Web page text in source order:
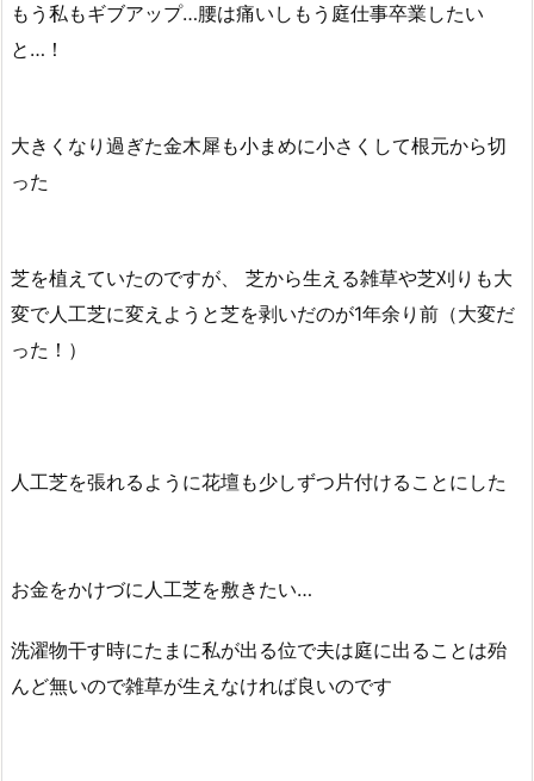
もう私もギブアップ…腰は痛いしもう庭仕事卒業したい
と…！
大きくなり過ぎた金木犀も小まめに小さくして根元から切
った
芝を植えていたのですが、 芝から生える雑草や芝刈りも大
変で人工芝に変えようと芝を剥いだのが1年余り前（大変だ
った！）
人工芝を張れるように花壇も少しずつ片付けることにした
お金をかけづに人工芝を敷きたい…
洗濯物干す時にたまに私が出る位で夫は庭に出ることは殆
んど無いので雑草が生えなければ良いのです